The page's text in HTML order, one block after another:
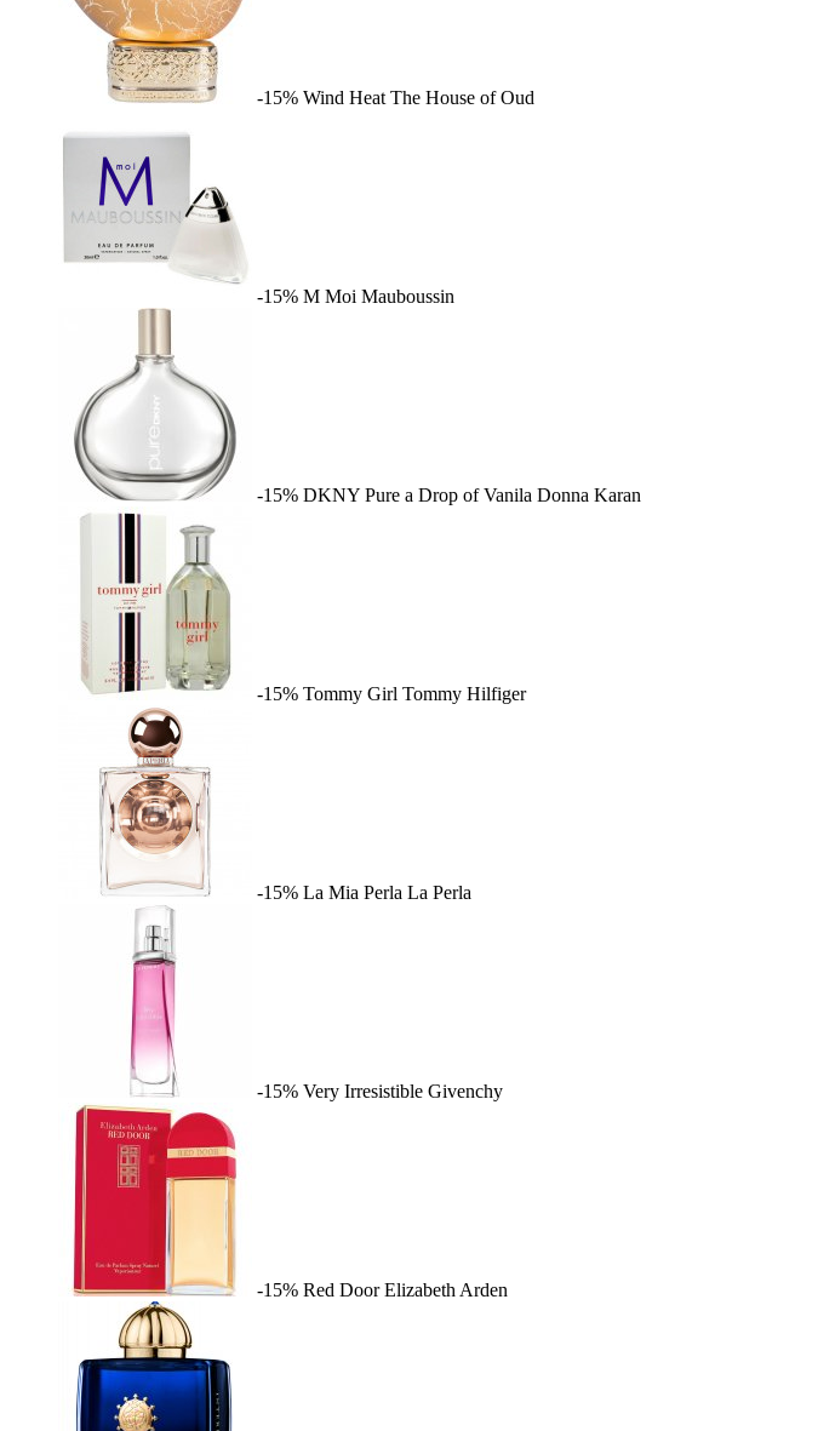
-15% Wind Heat The House of Oud
-15% M Moi Mauboussin
-15% DKNY Pure a Drop of Vanila Donna Karan
-15% Tommy Girl Tommy Hilfiger
-15% La Mia Perla La Perla
-15% Very Irresistible Givenchy
-15% Red Door Elizabeth Arden